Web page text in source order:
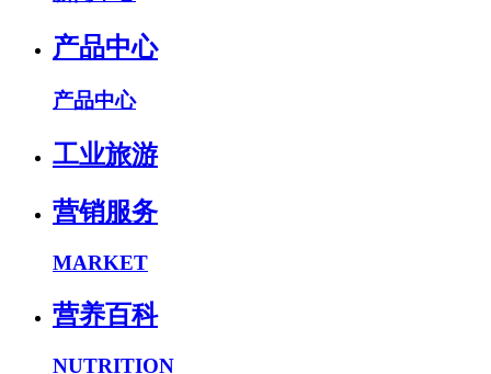
产品中心
产品中心
工业旅游
营销服务
MARKET
营养百科
NUTRITION